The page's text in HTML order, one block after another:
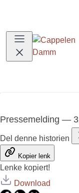
Pressemelding —
Del denne historien
Kopier lenk
Lenke kopiert!
Download